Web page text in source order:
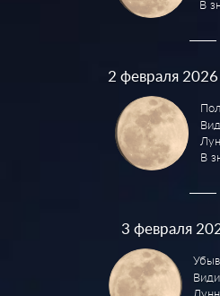
В
2 февраля 2026
В
3 февраля